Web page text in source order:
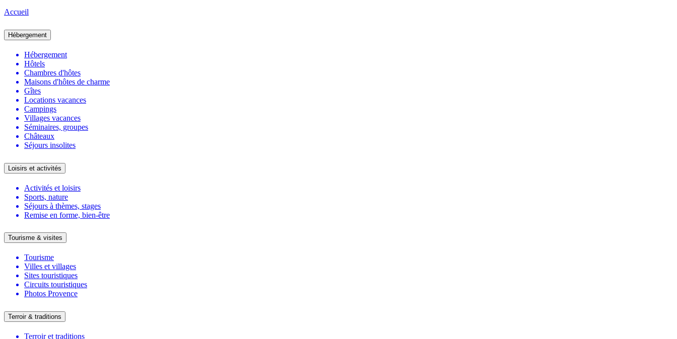
Accueil
Hébergement
Hébergement
Hôtels
Chambres d'hôtes
Maisons d'hôtes de charme
Gîtes
Locations vacances
Campings
Villages vacances
Séminaires, groupes
Châteaux
Séjours insolites
Loisirs et activités
Activités et loisirs
Sports, nature
Séjours à thèmes, stages
Remise en forme, bien-être
Tourisme & visites
Tourisme
Villes et villages
Sites touristiques
Circuits touristiques
Photos Provence
Terroir & traditions
Terroir et traditions